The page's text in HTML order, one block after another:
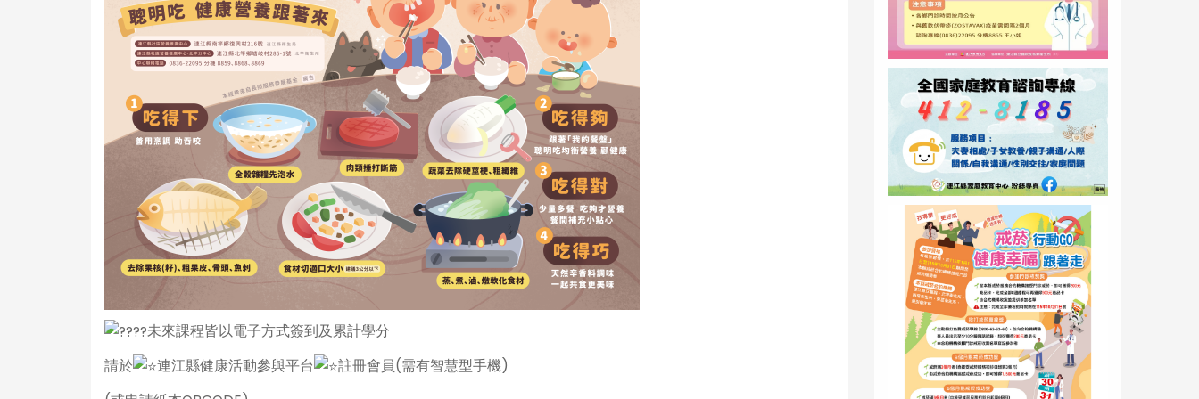
未來課程皆以電子方式簽到及累計學分
請於
連江縣健康活動參與平台
註冊會員(需有智慧型手機)